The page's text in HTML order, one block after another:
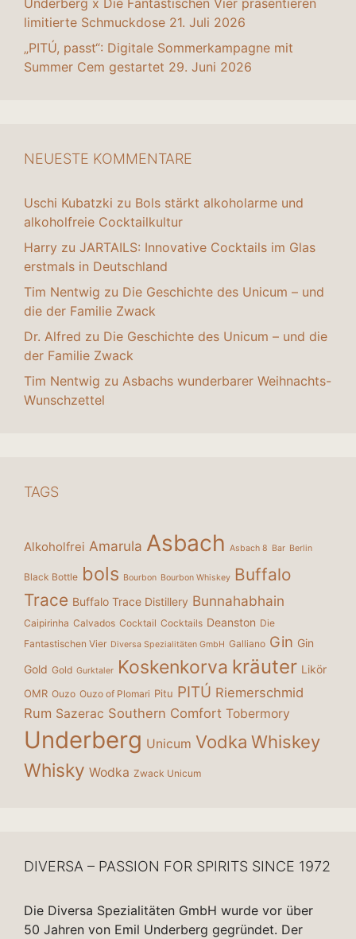
Underberg x Die Fantastischen Vier präsentieren
limitierte Schmuckdose 21. Juli 2026
„PITÚ, passt“: Digitale Sommerkampagne mit
Summer Cem gestartet 29. Juni 2026
NEUESTE KOMMENTARE
Uschi Kubatzki zu Bols stärkt alkoholarme und
alkoholfreie Cocktailkultur
Harry zu JARTAILS: Innovative Cocktails im Glas
erstmals in Deutschland
Tim Nentwig zu Die Geschichte des Unicum – und
die der Familie Zwack
Dr. Alfred zu Die Geschichte des Unicum – und die
der Familie Zwack
Tim Nentwig zu Asbachs wunderbarer Weihnachts-
Wunschzettel
TAGS
Alkoholfrei Amarula Asbach Asbach 8 Bar Berlin
Black Bottle bols Bourbon Bourbon Whiskey Buffalo
Trace Buffalo Trace Distillery Bunnahabhain
Caipirinha Calvados Cocktail Cocktails Deanston Die
Fantastischen Vier Diversa Spezialitäten GmbH Galliano Gin Gin
Gold Gold Gurktaler Koskenkorva kräuter Likör
OMR Ouzo Ouzo of Plomari Pitu PITÚ Riemerschmid
Rum Sazerac Southern Comfort Tobermory
Underberg Unicum Vodka Whiskey
Whisky Wodka Zwack Unicum
DIVERSA – PASSION FOR SPIRITS SINCE 1972
Die Diversa Spezialitäten GmbH wurde vor über
50 Jahren von Emil Underberg gegründet. Der